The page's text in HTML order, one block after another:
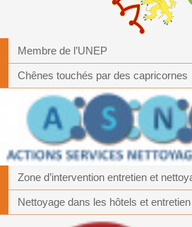
Membre de l’UNEP
Chênes touchés par des capricornes
Zone d’intervention entretien et
Nettoyage dans les hôtels et